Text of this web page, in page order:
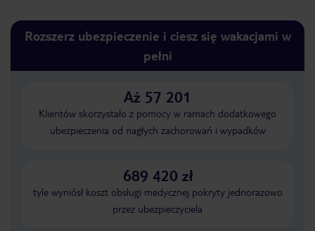
Rozszerz ubezpieczenie i ciesz się wakacjami w
pełni
Aż 57 201
Klientów skorzystało z pomocy w ramach dodatkowego
ubezpieczenia od nagłych zachorowań i wypadków
689 420 zł
tyle wyniósł koszt obsługi medycznej pokryty jednorazowo
przez ubezpieczyciela